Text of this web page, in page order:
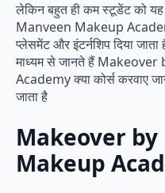
लेकिन बहुत ही कम स्टूडेंट को
Manveen Makeup
प्लेसमेंट और इंटर्नशिप दिया
माध्यम से जानते हैं
Academy क्या कोर्स करवाए
जाता है
Makeover
Makeup